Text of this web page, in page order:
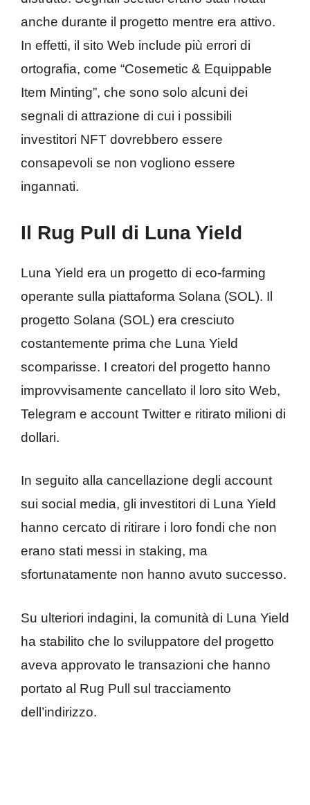
anche durante il progetto mentre era attivo.
In effetti, il sito Web include più errori di
ortografia, come “Cosemetic & Equippable
Item Minting”, che sono solo alcuni dei
segnali di attrazione di cui i possibili
investitori NFT dovrebbero essere
consapevoli se non vogliono essere
ingannati.
Il Rug Pull di Luna Yield
Luna Yield era un progetto di eco-farming
operante sulla piattaforma Solana (SOL). Il
progetto Solana (SOL) era cresciuto
costantemente prima che Luna Yield
scomparisse. I creatori del progetto hanno
improvvisamente cancellato il loro sito Web,
Telegram e account Twitter e ritirato milioni di
dollari.
In seguito alla cancellazione degli account
sui social media, gli investitori di Luna Yield
hanno cercato di ritirare i loro fondi che non
erano stati messi in staking, ma
sfortunatamente non hanno avuto successo.
Su ulteriori indagini, la comunità di Luna Yield
ha stabilito che lo sviluppatore del progetto
aveva approvato le transazioni che hanno
portato al Rug Pull sul tracciamento
dell’indirizzo.